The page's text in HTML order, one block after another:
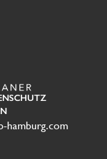
hamburg.com